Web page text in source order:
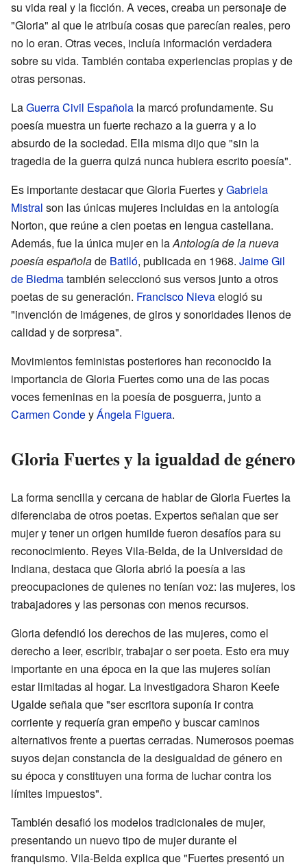
su vida real y la ficción. A veces, creaba un personaje de
"Gloria" al que le atribuía cosas que parecían reales, pero
no lo eran. Otras veces, incluía información verdadera
sobre su vida. También contaba experiencias propias y de
otras personas.
LaGuerra Civil Española la marcó profundamente. Su
poesía muestra un fuerte rechazo a la guerra y a lo
absurdo de la sociedad. Ella misma dijo que "sin la
tragedia de la guerra quizá nunca hubiera escrito poesía".
Es importante destacar que Gloria Fuertes yGabriela
Mistral son las únicas mujeres incluidas en la antología
Norton, que reúne a cien poetas en lengua castellana.
Además, fue la única mujer en laAntología de la nueva
poesía españolade Batlló, publicada en 1968. Jaime Gil
de Biedmatambién seleccionó sus versos junto a otros
poetas de su generación. Francisco Nievaelogió su
"invención de imágenes, de giros y sonoridades llenos de
calidad y de sorpresa".
Movimientos feministas posteriores han reconocido la
importancia de Gloria Fuertes como una de las pocas
voces femeninas en la poesía de posguerra, junto a
Carmen CondeyÁngela Figuera.
Gloria Fuertes y la igualdad de género
La forma sencilla y cercana de hablar de Gloria Fuertes la
diferenciaba de otros poetas. Expertos señalan que ser
mujer y tener un origen humilde fueron desafíos para su
reconocimiento. Reyes Vila-Belda, de la Universidad de
Indiana, destaca que Gloria abrió la poesía a las
preocupaciones de quienes no tenían voz: las mujeres, los
trabajadores y las personas con menos recursos.
Gloria defendió los derechos de las mujeres, como el
derecho a leer, escribir, trabajar o ser poeta. Esto era muy
importante en una época en la que las mujeres solían
estar limitadas al hogar. La investigadora Sharon Keefe
Ugalde señala que "ser escritora suponía ir contra
corriente y requería gran empeño y buscar caminos
alternativos frente a puertas cerradas. Numerosos poemas
suyos dejan constancia de la desigualdad de género en
su época y constituyen una forma de luchar contra los
límites impuestos".
También desafió los modelos tradicionales de mujer,
presentando un nuevo tipo de mujer durante el
franquismo. Vila-Belda explica que "Fuertes presentó un